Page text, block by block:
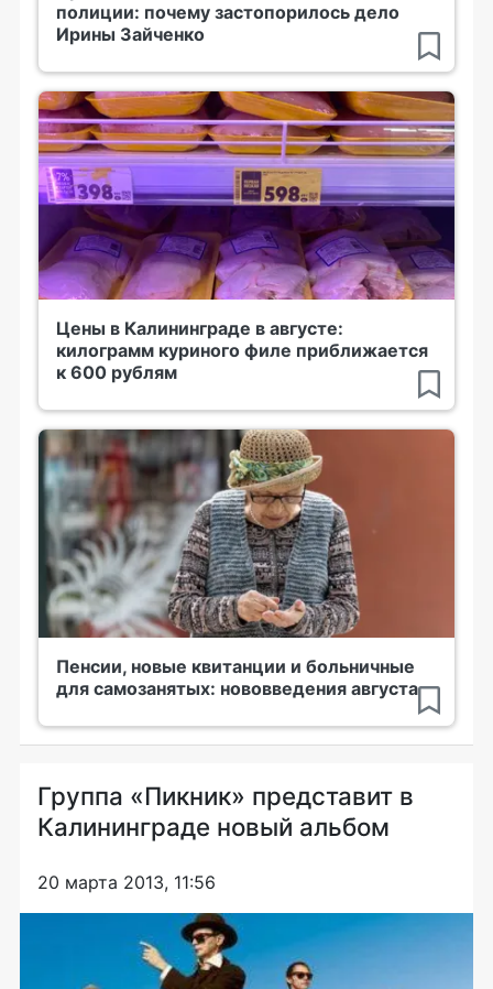
полиции: почему застопорилось дело
Ирины Зайченко
Цены в Калининграде в августе:
килограмм куриного филе приближается
к 600 рублям
Пенсии, новые квитанции и больничные
для самозанятых: нововведения августа
Группа «Пикник» представит в
Калининграде новый альбом
20 марта 2013, 11:56